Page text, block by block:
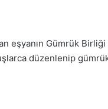
eşyanın Gümrük
düzenlenip